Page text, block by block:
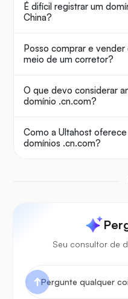
É difícil registrar um
China?
Posso comprar e
meio de um corretor?
O que devo considerar
domínio .cn.com?
Como a Ultahost
domínios .cn.com?
Seu consultor de